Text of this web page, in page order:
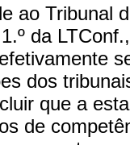
ao Tribunal
da
dos
que a
de